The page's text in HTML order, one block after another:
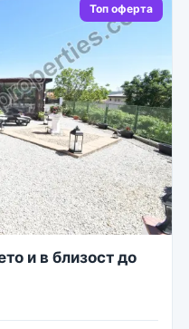
Топ оферта
и в близост до